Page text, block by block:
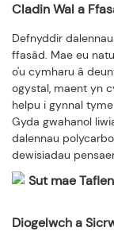
Cladin Wal a
Defnyddir
ffasâd. Mae eu
o'u cymharu â
ogystal, maent yn
helpu i gynnal
Gyda gwahanol
dalennau
dewisiadau
Diogelwch a